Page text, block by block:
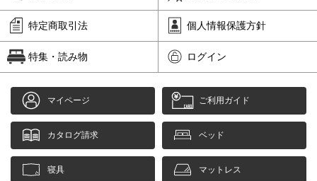
特定商取引法 個人情報保護方針
特集・読み物 ログイン
マイページ ご利用ガイド
カタログ請求 ベッド
寝具 マットレス